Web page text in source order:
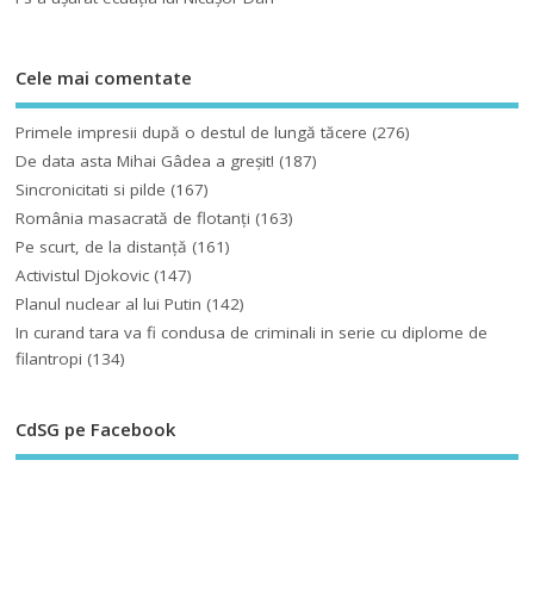
Cele mai comentate
Primele impresii după o destul de lungă tăcere (276)
De data asta Mihai Gâdea a greşit! (187)
Sincronicitati si pilde (167)
România masacrată de flotanţi (163)
Pe scurt, de la distanță (161)
Activistul Djokovic (147)
Planul nuclear al lui Putin (142)
In curand tara va fi condusa de criminali in serie cu diplome de
filantropi (134)
CdSG pe Facebook